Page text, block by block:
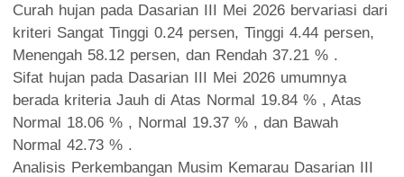
Curah hujan pada Dasarian III Mei 2026 bervariasi dari
kriteri Sangat Tinggi 0.24 persen, Tinggi 4.44 persen,
Menengah 58.12 persen, dan Rendah 37.21 % .
Sifat hujan pada Dasarian III Mei 2026 umumnya
berada kriteria Jauh di Atas Normal 19.84 % , Atas
Normal 18.06 % , Normal 19.37 % , dan Bawah
Normal 42.73 % .
Analisis Perkembangan Musim Kemarau Dasarian III